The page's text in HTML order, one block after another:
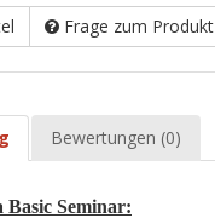
Frage zum Produkt
Bewertungen (0)
Seminar: